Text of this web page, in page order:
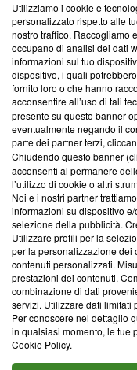
Questa sezione offre
News, sui nostri
creare news di qualità.
‘Trust Project - News
ancora membro del
parte; Trust Project
conformità agli
Su di noi
Team editoriale
Corporate
Redazione
Informativa Privacy
Cookie Policy
Blasting SA, IDI CHE-
Lugano (Svizzera) Tel:
© 2026 Blasting News
Utilizziamo i cookie e
personalizzato rispetto alle
nostro traffico. Raccogliamo
occupano di analisi dei dati
informazioni sul tuo
dispositivo, i quali
fornito loro o che hanno
acconsentire all’uso di tali
presente su questo banner
eventualmente negando il
parte dei partner terzi,
Chiudendo questo banner
acconsenti al permanere
l’utilizzo di cookie o altri
Noi e i nostri partner
informazioni su dispositivo
selezione della pubblicità.
Utilizzare profili per la
per la personalizzazione dei
contenuti personalizzati.
prestazioni dei contenuti.
combinazione di dati
servizi. Utilizzare dati limitati
Per conoscere nel dettaglio
in qualsiasi momento, le tue
Cookie Policy.